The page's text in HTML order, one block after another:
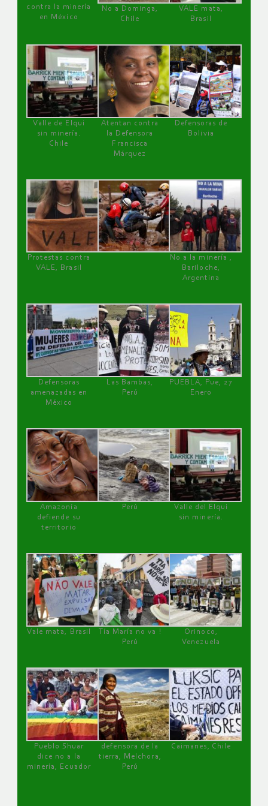
contra la minería
en México
No a Dominga,
Chile
VALE mata,
Brasil
Valle de Elqui
sin minería.
Chile
Atentan contra
la Defensora
Francisca
Márquez
Defensoras de
Bolivia
Protestas contra
VALE, Brasil
No a la minería ,
Bariloche,
Argentina
Defensoras
amenazadas en
México
Las Bambas,
Perú
PUEBLA, Pue, 27
Enero
Amazonía
defiende su
territorio
Perú
Valle del Elqui
sin minería.
Vale mata, Brasil
Tía María no va !
Perú
Orinoco,
Venezuela
Pueblo Shuar
dice no a la
minería, Ecuador
defensora de la
tierra, Melchora,
Perú
Caimanes, Chile